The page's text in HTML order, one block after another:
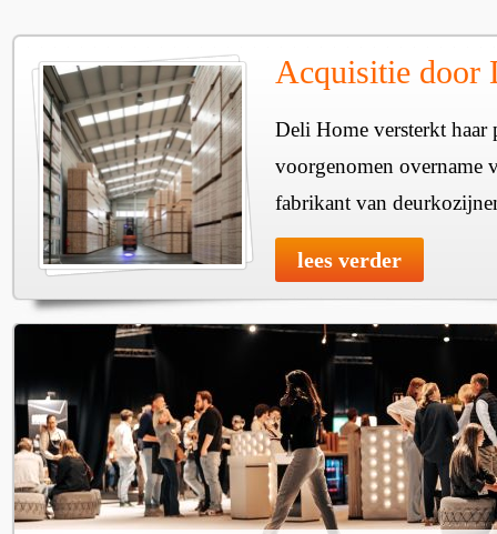
Acquisitie door
Deli Home versterkt haar
voorgenomen overname
fabrikant van
lees verder